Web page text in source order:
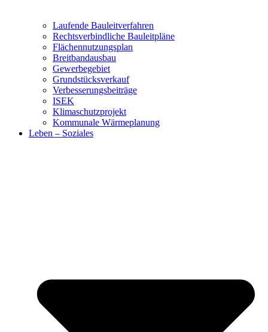
Laufende Bauleitverfahren
Rechtsverbindliche Bauleitpläne
Flächennutzungsplan
Breitbandausbau
Gewerbegebiet
Grundstücksverkauf
Verbesserungsbeiträge
ISEK
Klimaschutzprojekt
Kommunale Wärmeplanung
Leben – Soziales